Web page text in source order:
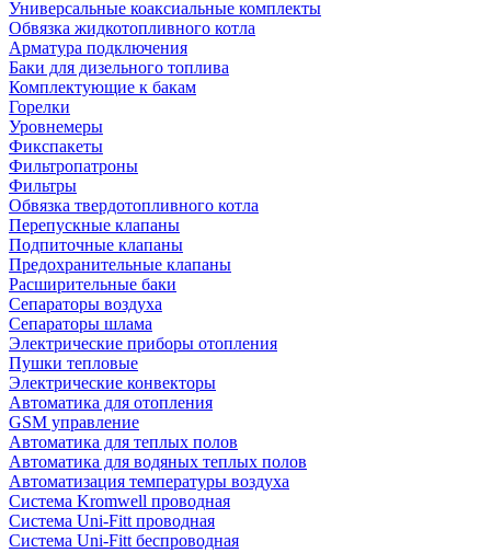
Универсальные коаксиальные комплекты
Обвязка жидкотопливного котла
Арматура подключения
Баки для дизельного топлива
Комплектующие к бакам
Горелки
Уровнемеры
Фикспакеты
Фильтропатроны
Фильтры
Обвязка твердотопливного котла
Перепускные клапаны
Подпиточные клапаны
Предохранительные клапаны
Расширительные баки
Сепараторы воздуха
Сепараторы шлама
Электрические приборы отопления
Пушки тепловые
Электрические конвекторы
Автоматика для отопления
GSM управление
Автоматика для теплых полов
Автоматика для водяных теплых полов
Автоматизация температуры воздуха
Система Kromwell проводная
Система Uni-Fitt проводная
Система Uni-Fitt беспроводная